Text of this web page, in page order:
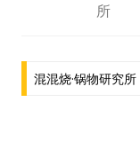
所
章
混混烧·锅物研究所